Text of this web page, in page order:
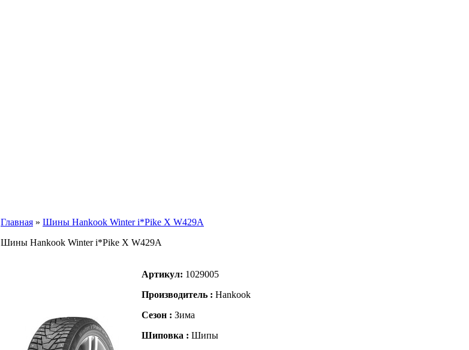
Главная » Шины Hankook Winter i*Pike X W429A
Шины Hankook Winter i*Pike X W429A
Артикул: 1029005
Производитель : Hankook
Сезон : Зима
Шиповка : Шипы